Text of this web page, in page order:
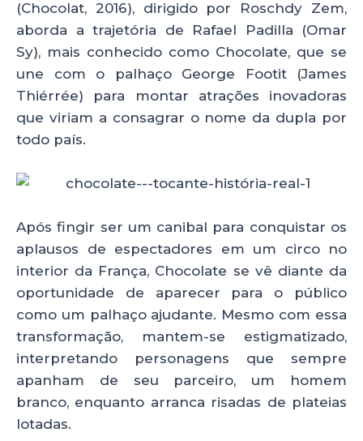
(Chocolat, 2016), dirigido por Roschdy Zem,
aborda a trajetória de Rafael Padilla (Omar
Sy), mais conhecido como Chocolate, que se
une com o palhaço George Footit (James
Thiérrée) para montar atrações inovadoras
que viriam a consagrar o nome da dupla por
todo país.
Após fingir ser um canibal para conquistar os
aplausos de espectadores em um circo no
interior da França, Chocolate se vê diante da
oportunidade de aparecer para o público
como um palhaço ajudante. Mesmo com essa
transformação, mantem-se estigmatizado,
interpretando personagens que sempre
apanham de seu parceiro, um homem
branco, enquanto arranca risadas de plateias
lotadas.